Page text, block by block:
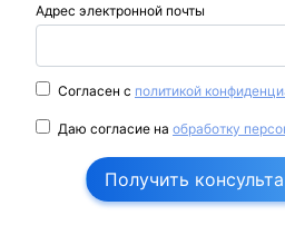
Адрес электронной почты
Согласен с политикой
Даю согласие на обработку
Получить